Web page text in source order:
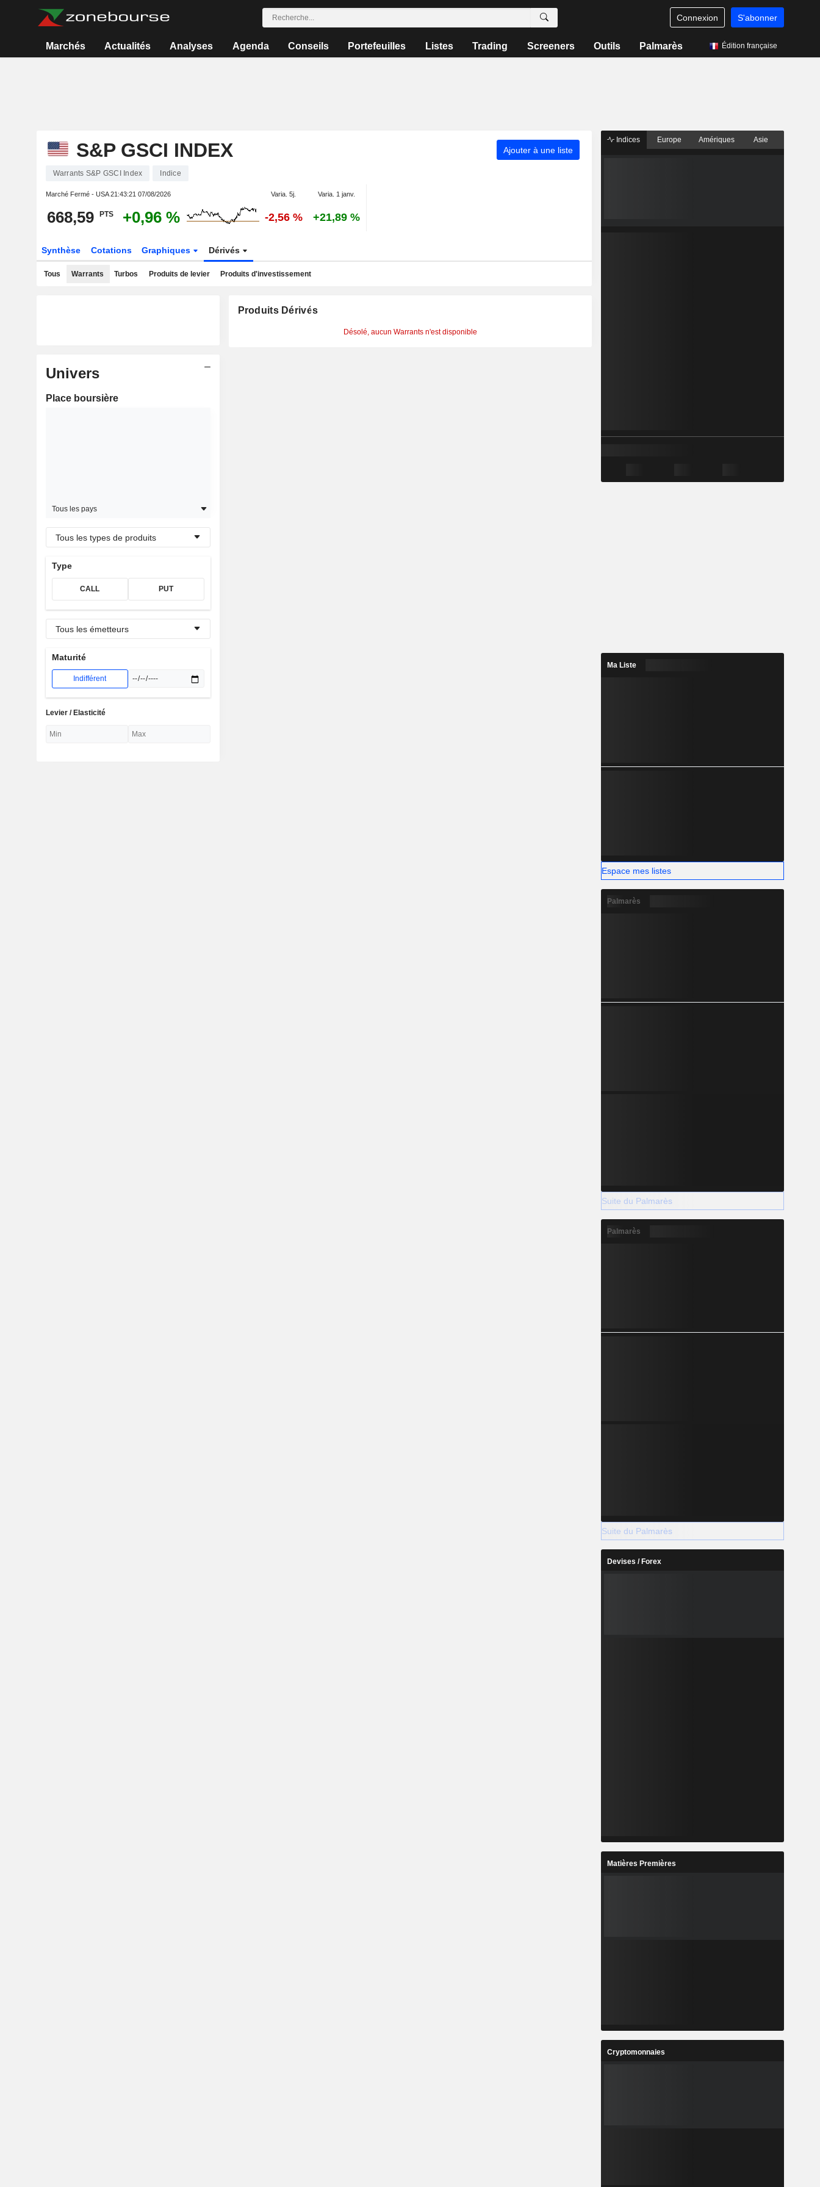
Connexion S'abonner
Marchés Actualités Analyses Agenda Conseils Portefeuilles Listes Trading Screeners Outils Palmarès Édition française
S&P GSCI INDEX Ajouter à une liste
Warrants S&P GSCI Index Indice
Marché Fermé - USA21:43:21 07/08/2026 Varia. 5j. Varia. 1 janv.
668,59 PTS +0,96 % -2,56 % +21,89 %
Synthèse Cotations Graphiques Dérivés
Tous Warrants Turbos Produits de levier Produits d'investissement
Univers
Place boursière
Tous les pays
Tous les types de produits
Type
CALL PUT
Tous les émetteurs
Maturité
Indifférent
Levier / Elasticité
Produits Dérivés
Désolé, aucun Warrants n'est disponible
Indices Europe Amériques Asie
Ma Liste
Espace mes listes
Palmarès
Suite du Palmarès
Palmarès
Suite du Palmarès
Devises / Forex
Matières Premières
Cryptomonnaies